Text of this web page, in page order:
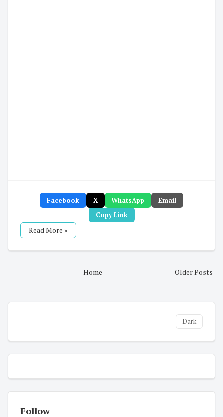
Facebook X WhatsApp
Email
Copy Link
Read More »
Older Posts
Home
Dark
Follow